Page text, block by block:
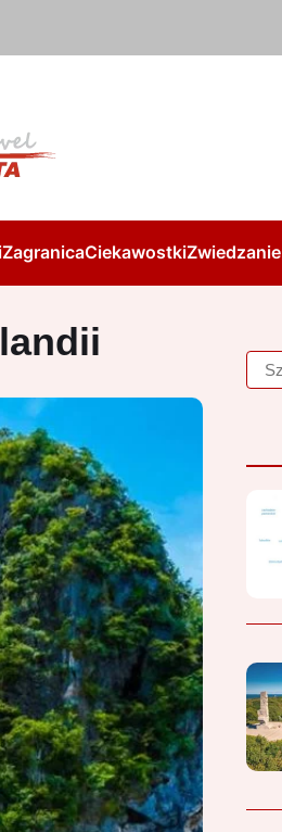
ZagranicaCiekawostkiZwiedzanie